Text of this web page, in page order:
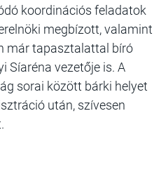
koordinációs feladatok
megbízott, valamint
már tapasztalattal bíró
Síaréna vezetője is. A
sorai között bárki helyet
után, szívesen